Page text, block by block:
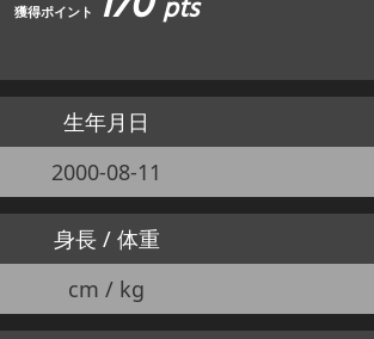
獲得ポイント pts
生年月日
2000-08-11
身長 / 体重
cm / kg